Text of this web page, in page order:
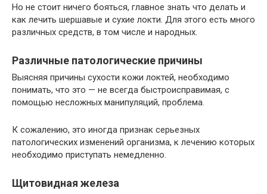
Но не стоит ничего бояться, главное знать что делать и
как лечить шершавые и сухие локти. Для этого есть много
различных средств, в том числе и народных.
Различные патологические причины
Выясняя причины сухости кожи локтей, необходимо
понимать, что это — не всегда быстроисправимая, с
помощью несложных манипуляций, проблема.
К сожалению, это иногда признак серьезных
патологических изменений организма, к лечению которых
необходимо приступать немедленно.
Щитовидная железа